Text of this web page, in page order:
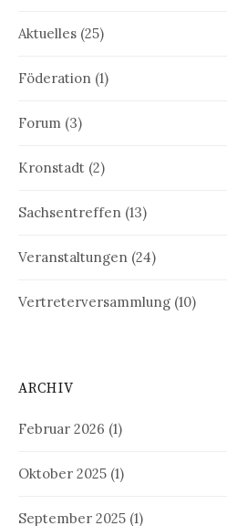
Aktuelles (25)
Föderation (1)
Forum (3)
Kronstadt (2)
Sachsentreffen (13)
Veranstaltungen (24)
Vertreterversammlung (10)
ARCHIV
Februar 2026 (1)
Oktober 2025 (1)
September 2025 (1)